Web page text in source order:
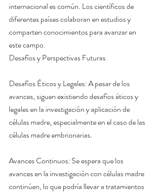
internacional es común. Los científicos de
diferentes países colaboran en estudios y
comparten conocimientos para avanzar en
este campo.
Desafíos y Perspectivas Futuras
Desafíos Éticos y Legales: A pesar de los
avances, siguen existiendo desafíos éticos y
legales en la investigación y aplicación de
células madre, especialmente en el caso de las
células madre embrionarias.
Avances Continuos: Se espera que los
avances en la investigación con células madre
continúen, lo que podría llevar a tratamientos